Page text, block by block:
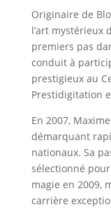
Originaire de
l’art mystérieux
premiers pas
conduit à
prestigieux au
Prestidigitation
En 2007,
démarquant
nationaux. Sa
sélectionné
magie en 2009,
carrière